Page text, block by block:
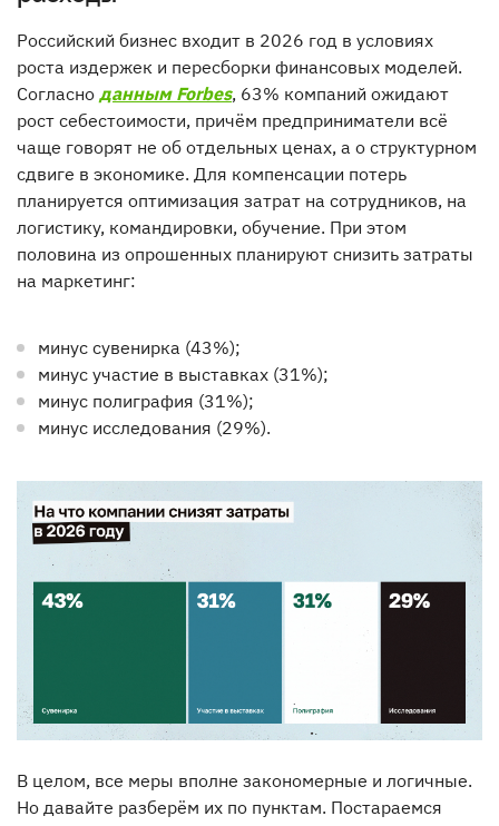
Российский бизнес входит в 2026 год в условиях
роста издержек и пересборки финансовых моделей.
Согласно данным Forbes, 63% компаний ожидают
рост себестоимости, причём предприниматели всё
чаще говорят не об отдельных ценах, а о структурном
сдвиге в экономике. Для компенсации потерь
планируется оптимизация затрат на сотрудников, на
логистику, командировки, обучение. При этом
половина из опрошенных планируют снизить затраты
на маркетинг:
минус сувенирка (43%);
минус участие в выставках (31%);
минус полиграфия (31%);
минус исследования (29%).
В целом, все меры вполне закономерные и логичные.
Но давайте разберём их по пунктам. Постараемся